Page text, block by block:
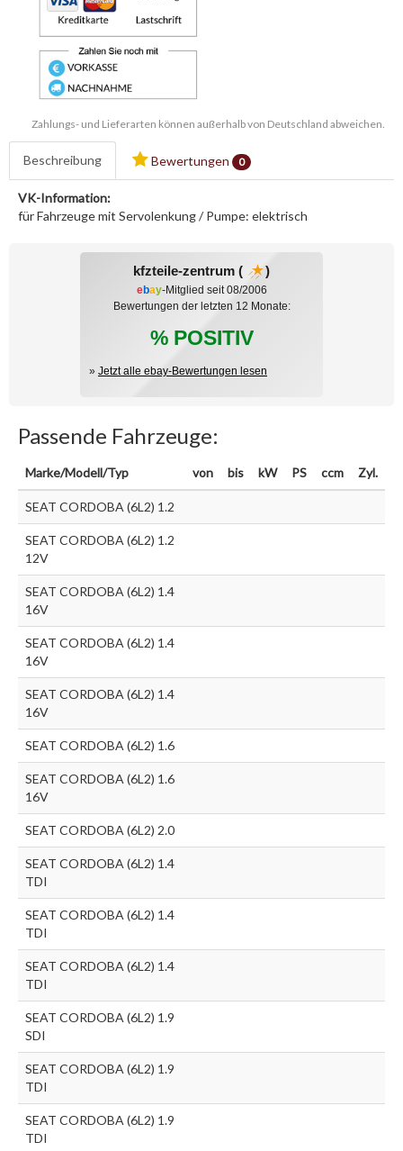
Zahlungs- und Lieferarten können außerhalb von Deutschland abweichen.
Beschreibung Bewertungen 0
VK-Information:
für Fahrzeuge mit Servolenkung / Pumpe: elektrisch
kfzteile-zentrum ( )
ebay-Mitglied seit 08/2006
Bewertungen der letzten 12 Monate:
% POSITIV
» Jetzt alle ebay-Bewertungen lesen
Passende Fahrzeuge:
Marke/Modell/Typ von bis kW PS ccm Zyl.
SEAT CORDOBA (6L2) 1.2
SEAT CORDOBA (6L2) 1.2
12V
SEAT CORDOBA (6L2) 1.4
16V
SEAT CORDOBA (6L2) 1.4
16V
SEAT CORDOBA (6L2) 1.4
16V
SEAT CORDOBA (6L2) 1.6
SEAT CORDOBA (6L2) 1.6
16V
SEAT CORDOBA (6L2) 2.0
SEAT CORDOBA (6L2) 1.4
TDI
SEAT CORDOBA (6L2) 1.4
TDI
SEAT CORDOBA (6L2) 1.4
TDI
SEAT CORDOBA (6L2) 1.9
SDI
SEAT CORDOBA (6L2) 1.9
TDI
SEAT CORDOBA (6L2) 1.9
TDI